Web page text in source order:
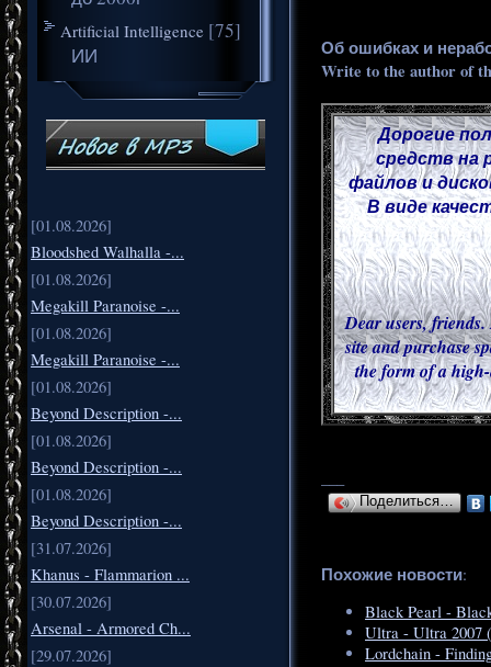
Artificial Intelligence [75]
ИИ
[01.08.2026]
Bloodshed Walhalla -...
[01.08.2026]
Megakill Paranoise -...
[01.08.2026]
Megakill Paranoise -...
[01.08.2026]
Beyond Description -...
[01.08.2026]
Beyond Description -...
[01.08.2026]
Beyond Description -...
[31.07.2026]
Khanus - Flammarion ...
[30.07.2026]
Arsenal - Armored Ch...
[29.07.2026]
Об ошибках и
Write to the author of
Дорогие
средств на
файлов и
В виде
Dear users,
site and purchase
the form of a
Поделиться…
Похожие новости:
Black Pearl -
Ultra - Ultra 2007
Lordchain -